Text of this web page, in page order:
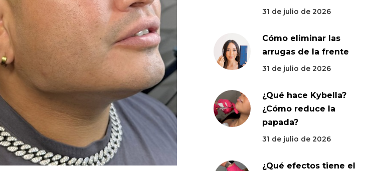
31 de julio de 2026
Cómo eliminar las
arrugas de la frente
31 de julio de 2026
¿Qué hace Kybella?
¿Cómo reduce la
papada?
31 de julio de 2026
¿Qué efectos tiene el